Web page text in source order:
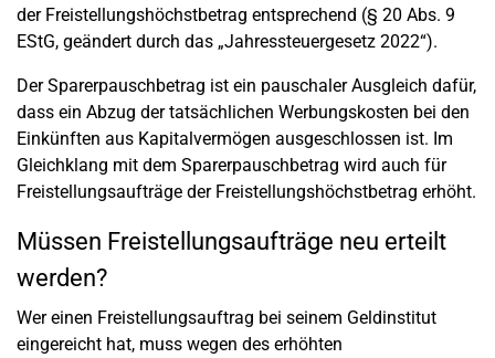
der Freistellungshöchstbetrag entsprechend (§ 20 Abs. 9
EStG, geändert durch das „Jahressteuergesetz 2022“).
Der Sparerpauschbetrag ist ein pauschaler Ausgleich dafür,
dass ein Abzug der tatsächlichen Werbungskosten bei den
Einkünften aus Kapitalvermögen ausgeschlossen ist. Im
Gleichklang mit dem Sparerpauschbetrag wird auch für
Freistellungsaufträge der Freistellungshöchstbetrag erhöht.
Müssen Freistellungsaufträge neu erteilt
werden?
Wer einen Freistellungsauftrag bei seinem Geldinstitut
eingereicht hat, muss wegen des erhöhten